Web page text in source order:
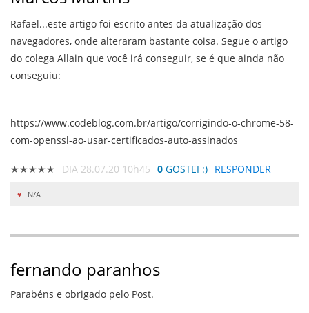
Rafael...este artigo foi escrito antes da atualização dos
navegadores, onde alteraram bastante coisa. Segue o artigo
do colega Allain que você irá conseguir, se é que ainda não
conseguiu:
https://www.codeblog.com.br/artigo/corrigindo-o-chrome-58-
com-openssl-ao-usar-certificados-auto-assinados
★★★★★ DIA 28.07.20 10h45 0 GOSTEI :) RESPONDER
N/A
fernando paranhos
Parabéns e obrigado pelo Post.